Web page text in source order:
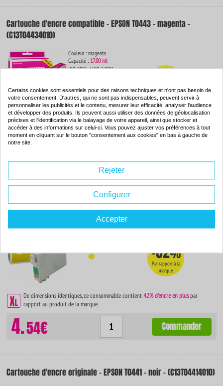
Cartouche d'encre compatible - EPSON T0443 - magenta -
(C13T04434010)
Couleur : magenta
Capacité : 17.00 ml
ISO 9001 / ISO 14001
Par rapport à la
marque
De dimensions identiques, ce consommable contient42% d'encre en pluspar
rapport au produit de la marque.
4.
Cartouche d'encre compatible - EPSON T0444 - jaune -
(C13T04444010)
Couleur : jaune
-82%
Par rapport à la
marque
De dimensions identiques, ce consommable contient42% d'encre en pluspar
rapport au produit de la marque.
4.54€ Commander
Cartouche d'encre originale - EPSON T0441 - noir - (C13T04414010)
Certains cookies sont essentiels pour des raisons techniques et n'ont pas besoin de
votre consentement. D'autres, qui ne sont pas indispensables, peuvent servir à
personnaliser les publicités et le contenu, mesurer leur efficacité, analyser l'audience
et développer des produits. Ils peuvent aussi utiliser des données de géolocalisation
précises et l'identification via le balayage de votre appareil, ainsi que stocker et
accéder à des informations sur celui-ci. Vous pouvez ajuster vos préférences à tout
moment en cliquant sur le bouton "consentement aux cookies" en bas à gauche de
notre site.
Rejeter
Configurer
Accepter